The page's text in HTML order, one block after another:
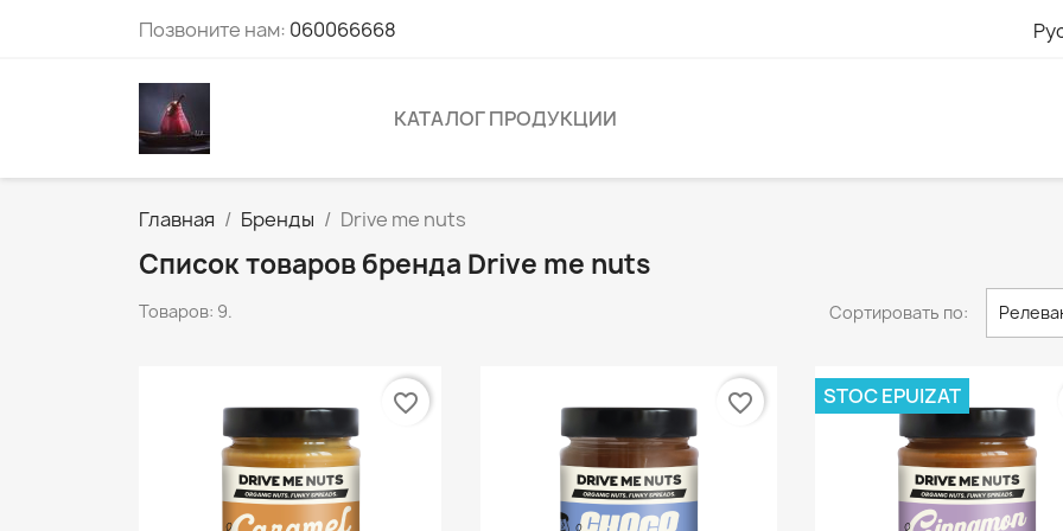
Позвоните нам: 060066668
КАТАЛОГ ПРОДУКЦИИ
Главная Бренды Drive me nuts
Список товаров бренда Drive me nuts
Товаров: 9. Сортировать по:
favorite_border favorite_border STOC EPUIZAT